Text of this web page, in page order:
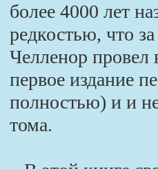
более 4000 лет
редкостью, что
Челленор провел
первое издание
полностью) и и
тома.